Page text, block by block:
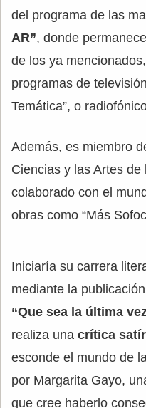
del programa de las
AR”, donde
de los ya
programas de
Temática”, o
Además, es miembro
Ciencias y las Artes de
colaborado con el
obras como “Más
Iniciaría su carrera
mediante la
“Que sea la última
realiza una crítica
esconde el mundo de
por Margarita Gayo,
que cree haberlo